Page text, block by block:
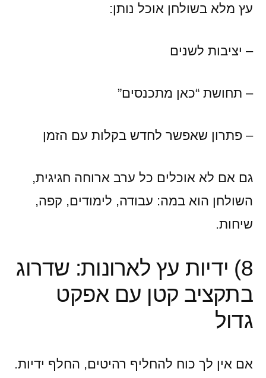
עץ מלא בשולחן אוכל נותן:
– יציבות לשנים
– תחושת “כאן מתכנסים”
– פתרון שאפשר לחדש בקלות עם הזמן
גם אם לא אוכלים כל ערב ארוחה חגיגית,
השולחן הוא במה: עבודה, לימודים, קפה,
שיחות.
8) ידיות עץ לארונות: שדרוג
בתקציב קטן עם אפקט
גדול
אם אין לך כוח להחליף רהיטים, החלף ידיות.